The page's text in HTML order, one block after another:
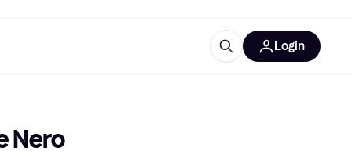
Login
Nero